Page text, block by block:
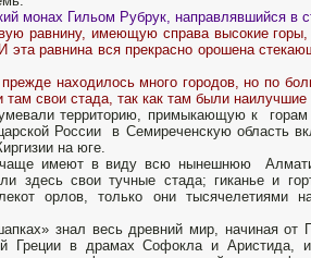
монах Гильом Рубрук, направлявшийся в
равнину, имеющую справа высокие
эта равнина вся прекрасно орошена
находилось много городов, но по
там свои стада, так как там были
территорию, примыкающую к горам
России в Семиреченскую область
на юге.
имеют в виду всю нынешнюю
здесь свои тучные стада; гиканье и
орлов, только они тысячелетиями
знал весь древний мир, начиная от
Греции в драмах Софокла и Аристида,